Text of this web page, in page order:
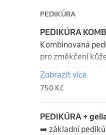
PEDIKÚRA
PEDIKÚRA
Kombinovaná
pro změkčení
bruska k
nehtových valů
chodidel.
Na vaše přání
Zobrazit více
750 Kč
PEDIKÚRA +
➡️ základní